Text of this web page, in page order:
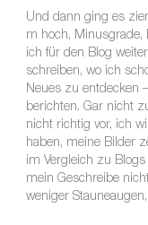
Und dann ging es
m hoch, Minusgrade,
ich für den Blog
schreiben, wo ich
Neues zu entdecken
berichten. Gar nicht
nicht richtig vor, ich
haben, meine Bilder
im Vergleich zu
mein Geschreibe
weniger